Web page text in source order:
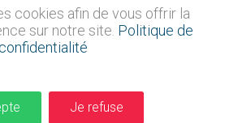
membres d'AVA, chaque étape a été
Leur engagement indéfectible a permis de
de nombreuses personnes dans le
cookies afin de vous offrir la
sur notre site. Politique de
confidentialité
Je refuse